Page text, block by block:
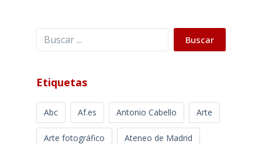
Buscar Buscar
Etiquetas
Abc Af.es Antonio Cabello Arte
Arte fotográfico Ateneo de Madrid